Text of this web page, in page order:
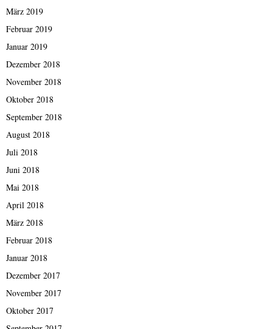
März 2019
Februar 2019
Januar 2019
Dezember 2018
November 2018
Oktober 2018
September 2018
August 2018
Juli 2018
Juni 2018
Mai 2018
April 2018
März 2018
Februar 2018
Januar 2018
Dezember 2017
November 2017
Oktober 2017